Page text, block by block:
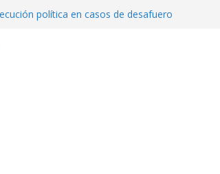
política en casos de desafuero